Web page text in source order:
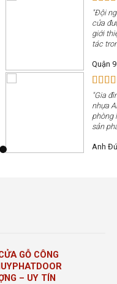
"Đội
cửa
giới
tác
Quận 9
"Gia
nhựa
phòng
sản
Anh
GỖ CÔNG
– UY TÍN